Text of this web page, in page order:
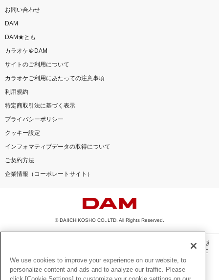
お問い合わせ
DAM
DAM★とも
カラオケ＠DAM
サイトのご利用について
カラオケご利用にあたっての注意事項
利用規約
特定商取引法に基づく表示
プライバシーポリシー
クッキー設定
インフォマティブデータの取得について
ご契約方法
企業情報（コーポレートサイト）
© DAIICHIKOSHO CO.,LTD. All Rights Reserved.
このサイトに掲載されている一切の文章・画像・写真・動画・音声等を、手段や形態
を問わず、著作権法の定める範囲を超えて無断で複製、転載、ファイル化などするこ
とを禁じます。
楽曲及びコンテンツは、機種によりご利用いただけない場合があります。
We use cookies to improve your experience on our website, to
personalize content and ads and to analyze our traffic. Please